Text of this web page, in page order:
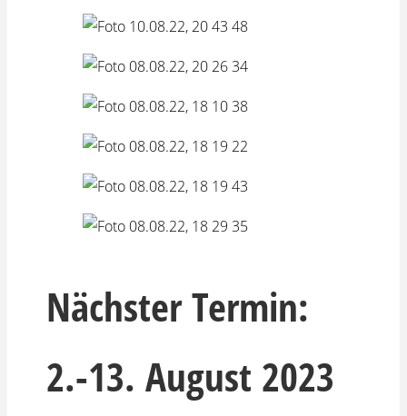
Nächster Termin:
2.-13. August 2023